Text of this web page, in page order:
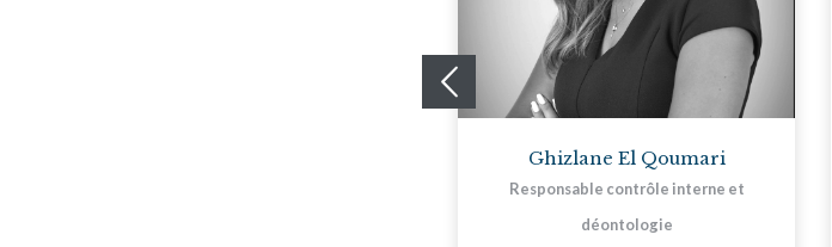
Ghizlane El Qoumari
Responsable contrôle interne et
déontologie